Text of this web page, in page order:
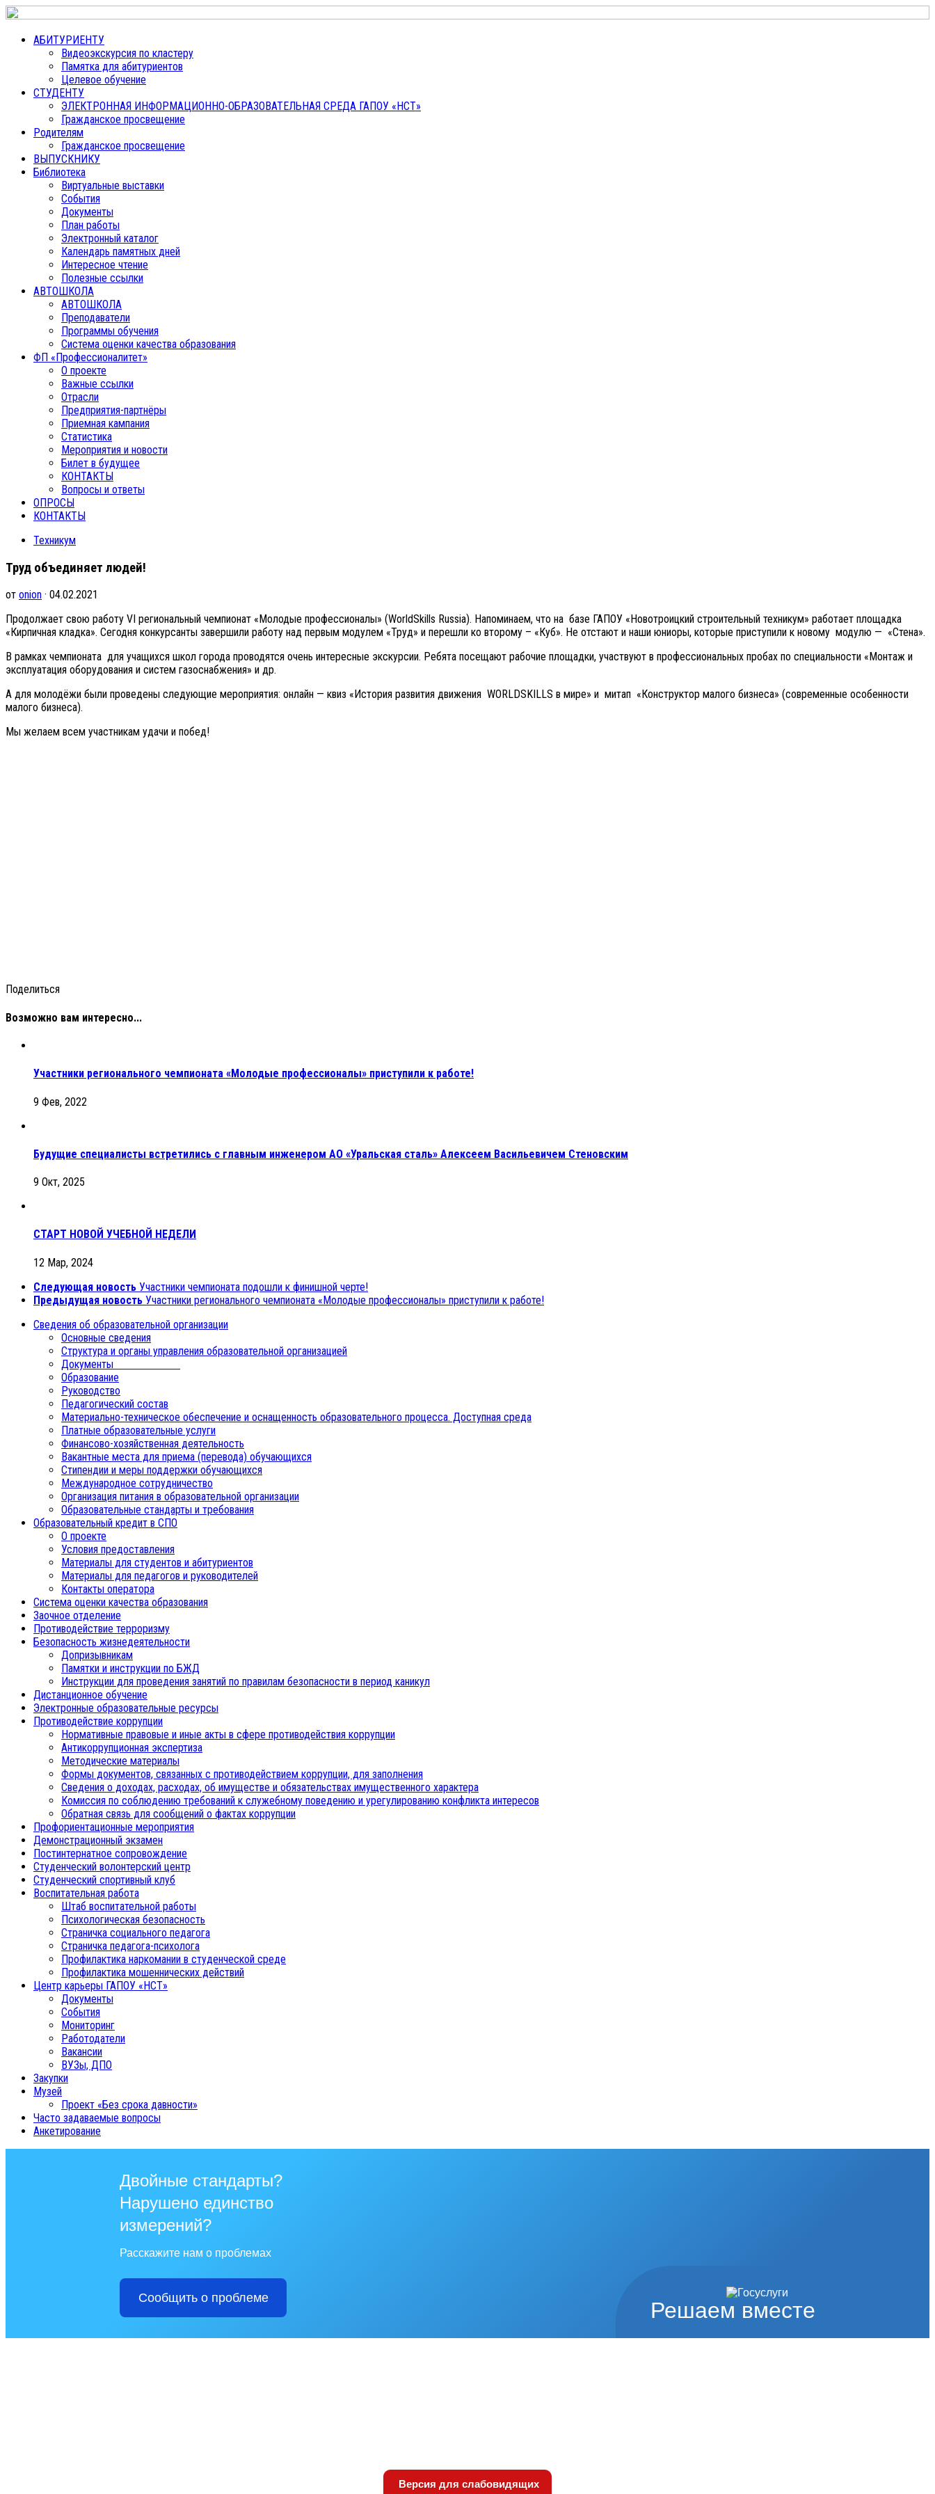
АБИТУРИЕНТУ
Видеоэкскурсия по кластеру
Памятка для абитуриентов
Целевое обучение
СТУДЕНТУ
ЭЛЕКТРОННАЯ ИНФОРМАЦИОННО-ОБРАЗОВАТЕЛЬНАЯ СРЕДА ГАПОУ «НСТ»
Гражданское просвещение
Родителям
Гражданское просвещение
ВЫПУСКНИКУ
Библиотека
Виртуальные выставки
События
Документы
План работы
Электронный каталог
Календарь памятных дней
Интересное чтение
Полезные ссылки
АВТОШКОЛА
АВТОШКОЛА
Преподаватели
Программы обучения
Система оценки качества образования
ФП «Профессионалитет»
О проекте
Важные ссылки
Отрасли
Предприятия-партнёры
Приемная кампания
Статистика
Мероприятия и новости
Билет в будущее
КОНТАКТЫ
Вопросы и ответы
ОПРОСЫ
КОНТАКТЫ
Техникум
Труд объединяет людей!
от onion · 04.02.2021
Продолжает свою работу VI региональный чемпионат «Молодые профессионалы» (WorldSkills Russia). Напоминаем, что на базе ГАПОУ «Новотроицкий строительный техникум» работает площадка
«Кирпичная кладка». Сегодня конкурсанты завершили работу над первым модулем «Труд» и перешли ко второму – «Куб». Не отстают и наши юниоры, которые приступили к новому модулю — «Стена».
В рамках чемпионата для учащихся школ города проводятся очень интересные экскурсии. Ребята посещают рабочие площадки, участвуют в профессиональных пробах по специальности «Монтаж и
эксплуатация оборудования и систем газоснабжения» и др.
А для молодёжи были проведены следующие мероприятия: онлайн — квиз «История развития движения WORLDSKILLS в мире» и митап «Конструктор малого бизнеса» (современные особенности
малого бизнеса).
Мы желаем всем участникам удачи и побед!
Поделиться
Возможно вам интересно...
Участники регионального чемпионата «Молодые профессионалы» приступили к работе!
9 Фев, 2022
Будущие специалисты встретились с главным инженером АО «Уральская сталь» Алексеем Васильевичем Стеновским
9 Окт, 2025
СТАРТ НОВОЙ УЧЕБНОЙ НЕДЕЛИ
12 Мар, 2024
Следующая новость Участники чемпионата подошли к финишной черте!
Предыдущая новость Участники регионального чемпионата «Молодые профессионалы» приступили к работе!
Сведения об образовательной организации
Основные сведения
Структура и органы управления образовательной организацией
Документы
Образование
Руководство
Педагогический состав
Материально-техническое обеспечение и оснащенность образовательного процесса. Доступная среда
Платные образовательные услуги
Финансово-хозяйственная деятельность
Вакантные места для приема (перевода) обучающихся
Стипендии и меры поддержки обучающихся
Международное сотрудничество
Организация питания в образовательной организации
Образовательные стандарты и требования
Образовательный кредит в СПО
О проекте
Условия предоставления
Материалы для студентов и абитуриентов
Материалы для педагогов и руководителей
Контакты оператора
Система оценки качества образования
Заочное отделение
Противодействие терроризму
Безопасность жизнедеятельности
Допризывникам
Памятки и инструкции по БЖД
Инструкции для проведения занятий по правилам безопасности в период каникул
Дистанционное обучение
Электронные образовательные ресурсы
Противодействие коррупции
Нормативные правовые и иные акты в сфере противодействия коррупции
Антикоррупционная экспертиза
Методические материалы
Формы документов, связанных с противодействием коррупции, для заполнения
Сведения о доходах, расходах, об имуществе и обязательствах имущественного характера
Комиссия по соблюдению требований к служебному поведению и урегулированию конфликта интересов
Обратная связь для сообщений о фактах коррупции
Профориентационные мероприятия
Демонстрационный экзамен
Постинтернатное сопровождение
Студенческий волонтерский центр
Студенческий спортивный клуб
Воспитательная работа
Штаб воспитательной работы
Психологическая безопасность
Страничка социального педагога
Страничка педагога-психолога
Профилактика наркомании в студенческой среде
Профилактика мошеннических действий
Центр карьеры ГАПОУ «НСТ»
Документы
События
Мониторинг
Работодатели
Вакансии
ВУЗы, ДПО
Закупки
Музей
Проект «Без срока давности»
Часто задаваемые вопросы
Анкетирование
Решаем вместе
Двойные стандарты?
Нарушено единство
измерений?
Расскажите нам о проблемах
Сообщить о проблеме
Версия для слабовидящих